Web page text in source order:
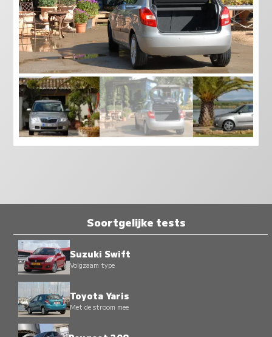
Soortgelijke tests
Suzuki Swift
Volgzaam type
Toyota Yaris
Met de stroom mee